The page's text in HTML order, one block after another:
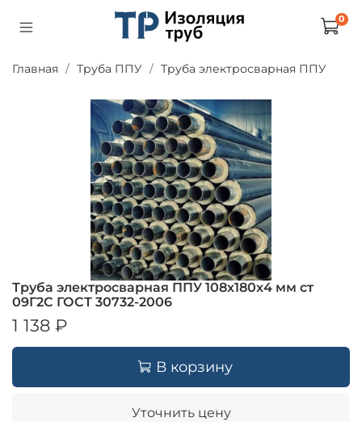
0
Главная Труба ППУ Труба электросварная ППУ
Труба электросварная ППУ 108х180х4 мм ст
09Г2С ГОСТ 30732-2006
1 138 ₽
В корзину
Уточнить цену